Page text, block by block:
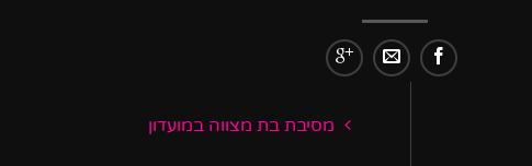
מסיבת בת מצווה במועדון